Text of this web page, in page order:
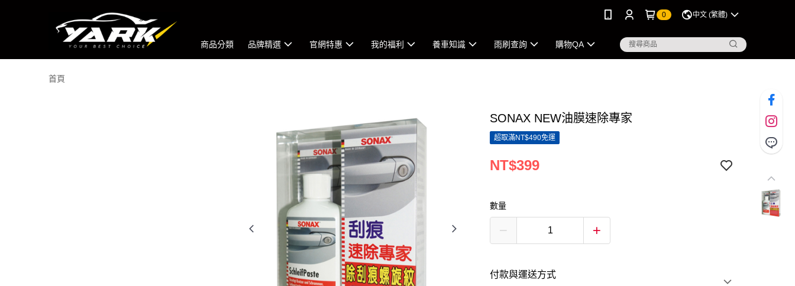
0 中文 (繁體)
商品分類 品牌精選 官網特惠 我的福利 養車知識 雨刷查詢 購物QA
首頁
SONAX NEW油膜速除專家
超取滿NT$490免運
NT$399
數量
付款與運送方式